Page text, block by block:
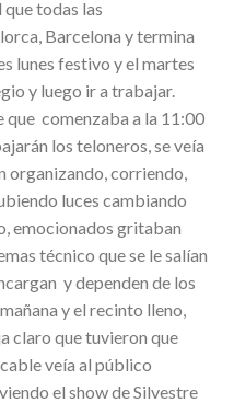
todas las
Barcelona y termina
lunes festivo y el martes
y luego ir a trabajar.
comenzaba a la 11:00
los teloneros, se veía
organizando, corriendo,
luces cambiando
emocionados gritaban
técnico que se le salían
y dependen de los
y el recinto lleno,
claro que tuvieron que
veía al público
el show de Silvestre